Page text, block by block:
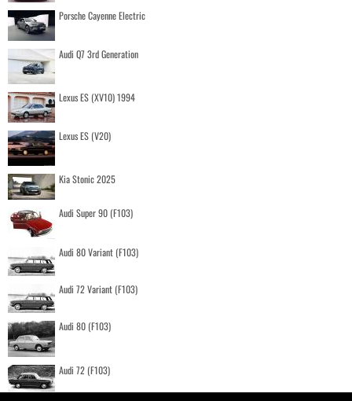
Porsche Cayenne Electric
Audi Q7 3rd Generation
Lexus ES (XV10) 1994
Lexus ES (V20)
Kia Stonic 2025
Audi Super 90 (F103)
Audi 80 Variant (F103)
Audi 72 Variant (F103)
Audi 80 (F103)
Audi 72 (F103)